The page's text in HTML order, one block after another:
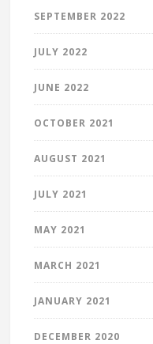
SEPTEMBER 2022
JULY 2022
JUNE 2022
OCTOBER 2021
AUGUST 2021
JULY 2021
MAY 2021
MARCH 2021
JANUARY 2021
DECEMBER 2020